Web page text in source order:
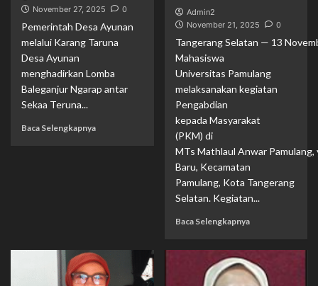
November 27, 2025
0
Pemerintah Desa Ayunan
melalui Karang Taruna
Desa Ayunan
menghadirkan Lomba
Baleganjur Ngarap antar
Sekaa Teruna...
Baca Selengkapnya
Admin2
November 21, 2025
0
Tangerang Selatan — 13
Mahasiswa
Universitas Pamulang
melaksanakan kegiatan
Pengabdian
kepada Masyarakat
(PKM) di
MTs Mathlaul Anwar Pamulang,
Baru, Kecamatan
Pamulang, Kota Tangerang
Selatan. Kegiatan...
Baca Selengkapnya